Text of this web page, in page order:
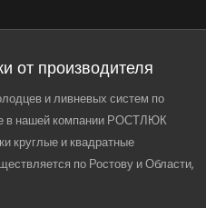
от производителя
и ливневых систем по
в нашей компании РОСТЛЮК
круглые и квадратные
по Ростову и Области,